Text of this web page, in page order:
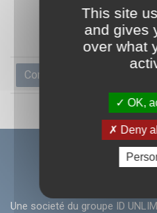
Ajouter au
comparateur
Comparer (
Une societé du groupe ID
This site
and gives
over what
OK,
Deny